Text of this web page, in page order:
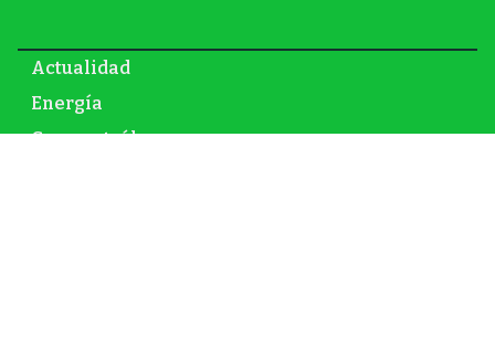
Actualidad
Energía
Gas y petróleo